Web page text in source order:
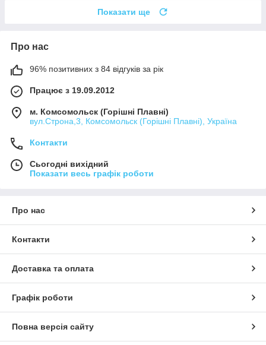
Показати ще
Про нас
96% позитивних з 84 відгуків за рік
Працює з 19.09.2012
м. Комсомольск (Горішні Плавні)
вул.Строна,3, Комсомольск (Горішні Плавні), Україна
Контакти
Сьогодні вихідний
Показати весь графік роботи
Про нас
Контакти
Доставка та оплата
Графік роботи
Повна версія сайту